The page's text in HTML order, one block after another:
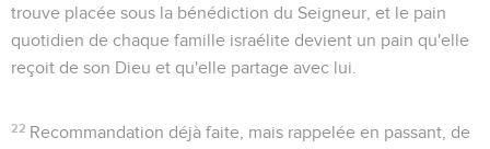
trouve placée sous la bénédiction du Seigneur, et le pain
quotidien de chaque famille israélite devient un pain qu'elle
reçoit de son Dieu et qu'elle partage avec lui.
22 Recommandation déjà faite, mais rappelée en passant, de